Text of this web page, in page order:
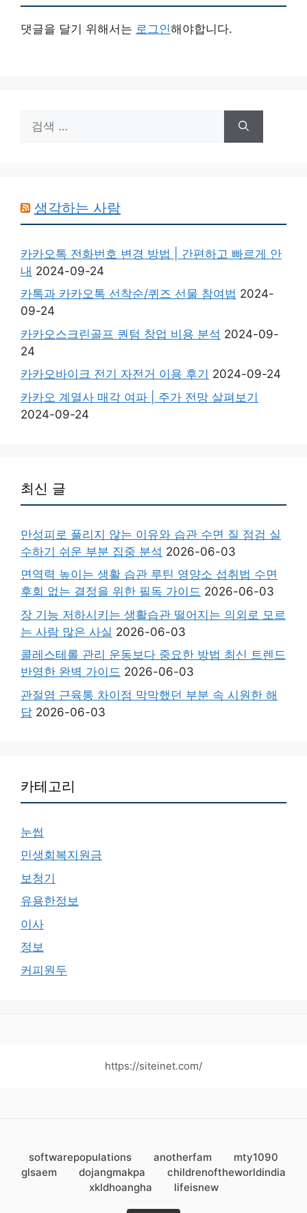
댓글을 달기 위해서는 로그인해야합니다.
색:
생각하는 사람
카카오톡 전화번호 변경 방법 | 간편하고 빠르게 안
내 2024-09-24
카톡과 카카오톡 선착순/퀴즈 선물 참여법 2024-
09-24
카카오스크린골프 퀀텀 창업 비용 분석 2024-09-
24
카카오바이크 전기 자전거 이용 후기 2024-09-24
카카오 계열사 매각 여파 | 주가 전망 살펴보기
2024-09-24
최신 글
만성피로 풀리지 않는 이유와 습관 수면 질 점검 실
수하기 쉬운 부분 집중 분석 2026-06-03
면역력 높이는 생활 습관 루틴 영양소 섭취법 수면
후회 없는 결정을 위한 필독 가이드 2026-06-03
장 기능 저하시키는 생활습관 떨어지는 의외로 모르
는 사람 많은 사실 2026-06-03
콜레스테롤 관리 운동보다 중요한 방법 최신 트렌드
반영한 완벽 가이드 2026-06-03
관절염 근육통 차이점 막막했던 부분 속 시원한 해
답 2026-06-03
카테고리
눈썹
민생회복지원금
보청기
유용한정보
이사
정보
커피원두
https://siteinet.com/
softwarepopulations anotherfam
mty1090
glsaem
dojangmakpa
childrenoftheworldindia
xkldhoangha
lifeisnew